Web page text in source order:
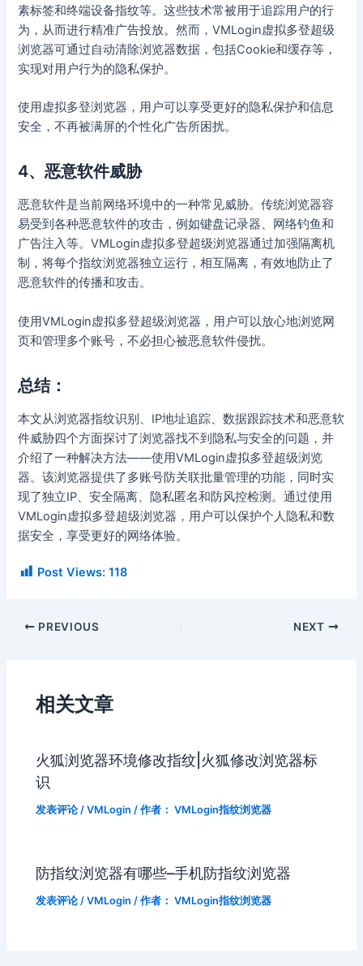
素标签和终端设备指纹等。这些技术常被用于追踪用户的行
为，从而进行精准广告投放。然而，VMLogin虚拟多登超级
浏览器可通过自动清除浏览器数据，包括Cookie和缓存等，
实现对用户行为的隐私保护。
使用虚拟多登浏览器，用户可以享受更好的隐私保护和信息
安全，不再被满屏的个性化广告所困扰。
4、恶意软件威胁
恶意软件是当前网络环境中的一种常见威胁。传统浏览器容
易受到各种恶意软件的攻击，例如键盘记录器、网络钓鱼和
广告注入等。VMLogin虚拟多登超级浏览器通过加强隔离机
制，将每个指纹浏览器独立运行，相互隔离，有效地防止了
恶意软件的传播和攻击。
使用VMLogin虚拟多登超级浏览器，用户可以放心地浏览网
页和管理多个账号，不必担心被恶意软件侵扰。
总结：
本文从浏览器指纹识别、IP地址追踪、数据跟踪技术和恶意软
件威胁四个方面探讨了浏览器找不到隐私与安全的问题，并
介绍了一种解决方法——使用VMLogin虚拟多登超级浏览
器。该浏览器提供了多账号防关联批量管理的功能，同时实
现了独立IP、安全隔离、隐私匿名和防风控检测。通过使用
VMLogin虚拟多登超级浏览器，用户可以保护个人隐私和数
据安全，享受更好的网络体验。
Post Views: 118
PREVIOUS NEXT
相关文章
火狐浏览器环境修改指纹|火狐修改浏览器标
识
发表评论 /VMLogin / 作者： VMLogin指纹浏览器
防指纹浏览器有哪些–手机防指纹浏览器
发表评论 /VMLogin / 作者： VMLogin指纹浏览器